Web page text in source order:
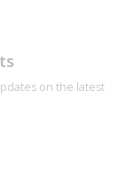
on the latest